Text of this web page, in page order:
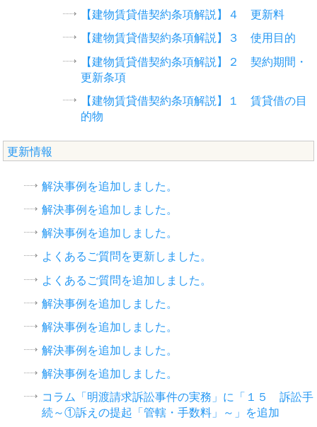
【建物賃貸借契約条項解説】４ 更新料
【建物賃貸借契約条項解説】３ 使用目的
【建物賃貸借契約条項解説】２ 契約期間・
更新条項
【建物賃貸借契約条項解説】１ 賃貸借の目
的物
更新情報
解決事例を追加しました。
解決事例を追加しました。
解決事例を追加しました。
よくあるご質問を更新しました。
よくあるご質問を追加しました。
解決事例を追加しました。
解決事例を追加しました。
解決事例を追加しました。
解決事例を追加しました。
コラム「明渡請求訴訟事件の実務」に「１５ 訴訟手
続～①訴えの提起「管轄・手数料」～」を追加